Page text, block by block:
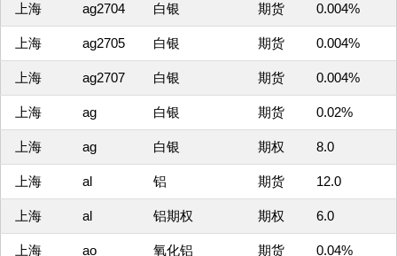
上海 ag2704 白银 期货 0.004%
上海 ag2705 白银 期货 0.004%
上海 ag2707 白银 期货 0.004%
上海 ag 白银 期货 0.02%
上海 ag 白银 期权 8.0
上海 al 铝 期货 12.0
上海 al 铝期权 期权 6.0
上海 ao 氧化铝 期货 0.04%